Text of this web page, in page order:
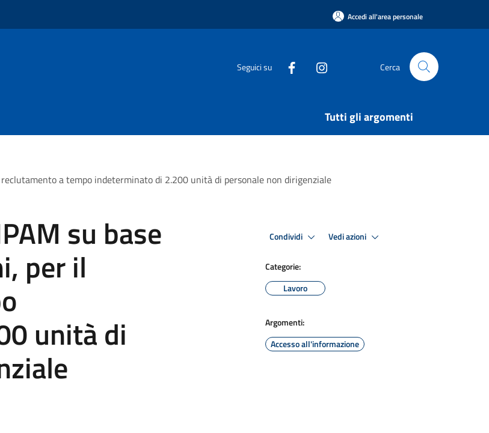
Accedi all'area personale
Seguici su Cerca
Tutti gli argomenti
a tempo indeterminato di 2.200 unità di personale non dirigenziale
su base
per il
unità di
Condividi Vedi azioni
Categorie:
Lavoro
Argomenti:
Accesso all'informazione